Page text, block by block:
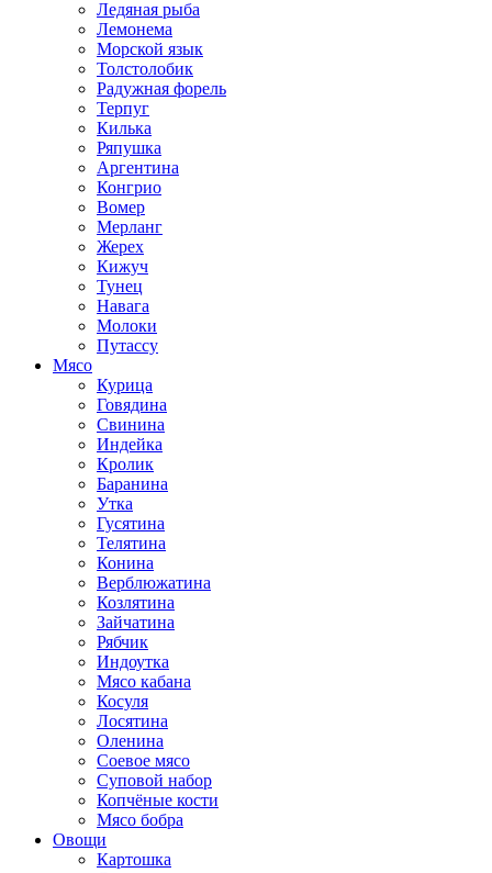
Ледяная рыба
Лемонема
Морской язык
Толстолобик
Радужная форель
Терпуг
Килька
Ряпушка
Аргентина
Конгрио
Вомер
Мерланг
Жерех
Кижуч
Тунец
Навага
Молоки
Путассу
Мясо
Курица
Говядина
Свинина
Индейка
Кролик
Баранина
Утка
Гусятина
Телятина
Конина
Верблюжатина
Козлятина
Зайчатина
Рябчик
Индоутка
Мясо кабана
Косуля
Лосятина
Оленина
Соевое мясо
Суповой набор
Копчёные кости
Мясо бобра
Овощи
Картошка